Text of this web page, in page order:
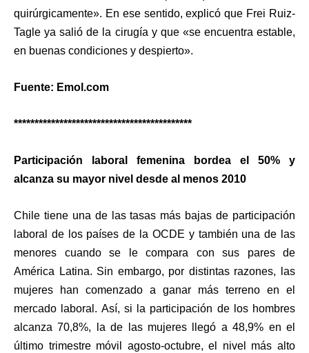
quirúrgicamente». En ese sentido, explicó que Frei Ruiz-
Tagle ya salió de la cirugía y que «se encuentra estable,
en buenas condiciones y despierto».
Fuente: Emol.com
*******************************************
Participación laboral femenina bordea el 50% y
alcanza su mayor nivel desde al menos 2010
Chile tiene una de las tasas más bajas de participación
laboral de los países de la OCDE y también una de las
menores cuando se le compara con sus pares de
América Latina. Sin embargo, por distintas razones, las
mujeres han comenzado a ganar más terreno en el
mercado laboral. Así, si la participación de los hombres
alcanza 70,8%, la de las mujeres llegó a 48,9% en el
último trimestre móvil agosto-octubre, el nivel más alto